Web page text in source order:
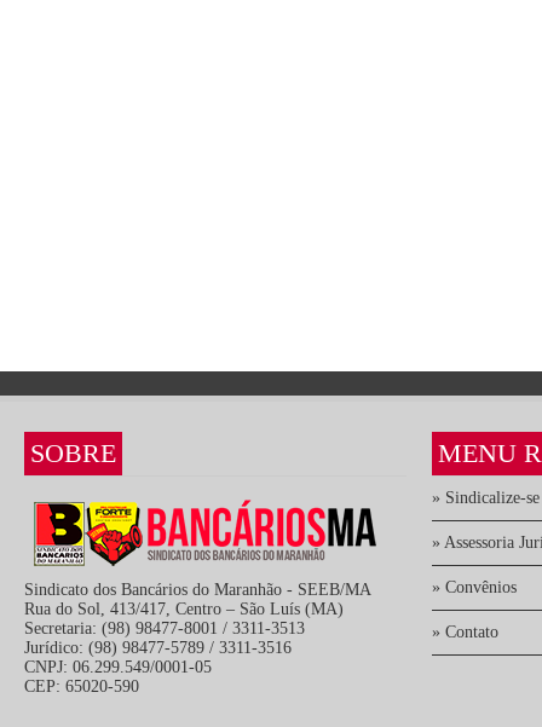
SOBRE
Sindicato dos Bancários do Maranhão - SEEB/MA
Rua do Sol, 413/417, Centro – São Luís (MA)
Secretaria: (98) 98477-8001 / 3311-3513
Jurídico: (98) 98477-5789 / 3311-3516
CNPJ: 06.299.549/0001-05
CEP: 65020-590
MENU
» Sindicalize-se
» Assessoria
» Convênios
» Contato